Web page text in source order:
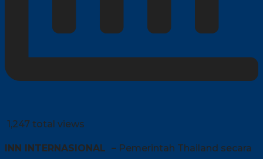
1,247 total views
INN INTERNASIONAL – Pemerintah Thailand secara